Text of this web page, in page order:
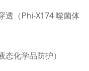
透（Phi‑X174 噬菌体
化学品防护）